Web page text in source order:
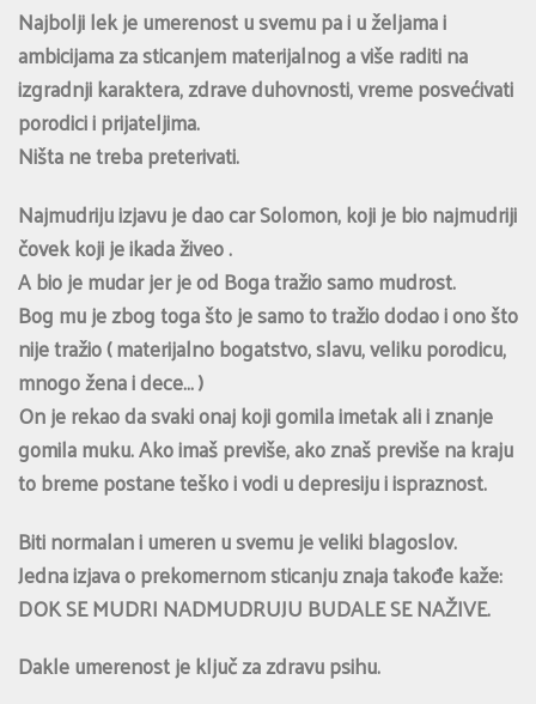
Najbolji lek je umerenost u svemu pa i u željama i
ambicijama za sticanjem materijalnog a više raditi na
izgradnji karaktera, zdrave duhovnosti, vreme posvećivati
porodici i prijateljima.
Ništa ne treba preterivati.
Najmudriju izjavu je dao car Solomon, koji je bio najmudriji
čovek koji je ikada živeo .
A bio je mudar jer je od Boga tražio samo mudrost.
Bog mu je zbog toga što je samo to tražio dodao i ono što
nije tražio ( materijalno bogatstvo, slavu, veliku porodicu,
mnogo žena i dece… )
On je rekao da svaki onaj koji gomila imetak ali i znanje
gomila muku. Ako imaš previše, ako znaš previše na kraju
to breme postane teško i vodi u depresiju i ispraznost.
Biti normalan i umeren u svemu je veliki blagoslov.
Jedna izjava o prekomernom sticanju znaja takođe kaže:
DOK SE MUDRI NADMUDRUJU BUDALE SE NAŽIVE.
Dakle umerenost je ključ za zdravu psihu.